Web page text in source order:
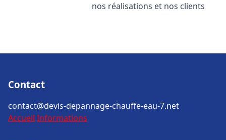
nos réalisations et nos clients
Contact
contact@devis-depannage-chauffe-eau-7.net
Accueil Informations